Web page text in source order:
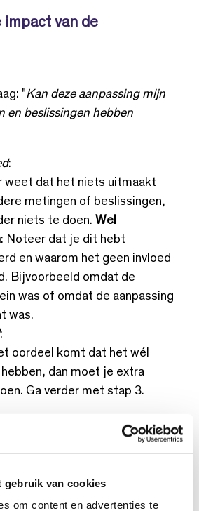
gebruik van cookies
om content en advertenties te
impact van de
"Kan deze aanpassing mijn
en beslissingen hebben
:
weet dat het niets uitmaakt
metingen of beslissingen,
niets te doen. Wel
: Noteer dat je dit hebt
en waarom het geen invloed
Bijvoorbeeld omdat de
was of omdat de aanpassing
was.
:
oordeel komt dat het wél
hebben, dan moet je extra
Ga verder met stap 3.